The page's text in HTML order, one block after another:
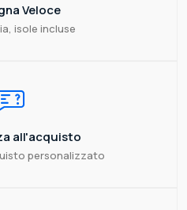
Veloce
isole incluse
all'acquisto
personalizzato